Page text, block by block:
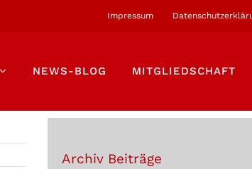
Impressum
NEWS-BLOG MITGLIEDSCHAFT
Archiv Beiträge